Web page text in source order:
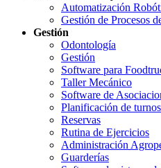
Automatización
Gestión de Procesos
Gestión
Odontología
Gestión
Software para
Taller Mecánico
Software de
Planificación de
Reservas
Rutina de Ejercicios
Administración
Guarderías